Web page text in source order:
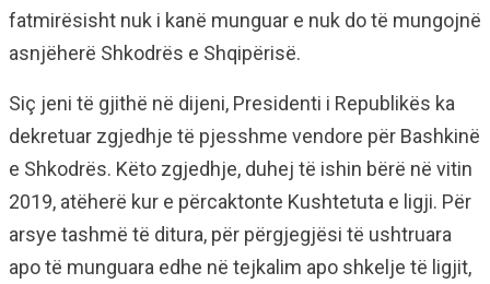
fatmirësisht nuk i kanë munguar e nuk do të mungojnë
asnjëherë Shkodrës e Shqipërisë.
Siç jeni të gjithë në dijeni, Presidenti i Republikës ka
dekretuar zgjedhje të pjesshme vendore për Bashkinë
e Shkodrës. Këto zgjedhje, duhej të ishin bërë në vitin
2019, atëherë kur e përcaktonte Kushtetuta e ligji. Për
arsye tashmë të ditura, për përgjegjësi të ushtruara
apo të munguara edhe në tejkalim apo shkelje të ligjit,